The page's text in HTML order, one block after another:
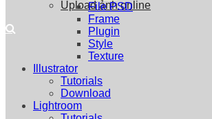
Upload ảnh online
File PSD
Frame
Plugin
Style
Texture
Illustrator
Tutorials
Download
Lightroom